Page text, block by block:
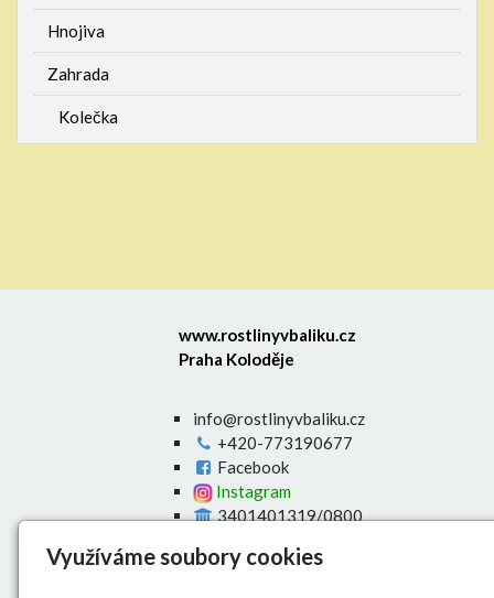
Hnojiva
Zahrada
Kolečka
www.rostlinyvbaliku.cz
Praha Koloděje
info@rostlinyvbaliku.cz
+420-773190677
Facebook
Instagram
3401401319/0800
Úvod
Využíváme soubory cookies